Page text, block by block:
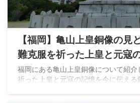
【福岡】亀山上皇銅像の見
難克服を祈った上皇と元寇
える
福岡にある亀山上皇銅像について紹
祈った上皇と元寇の記憶を今に伝える